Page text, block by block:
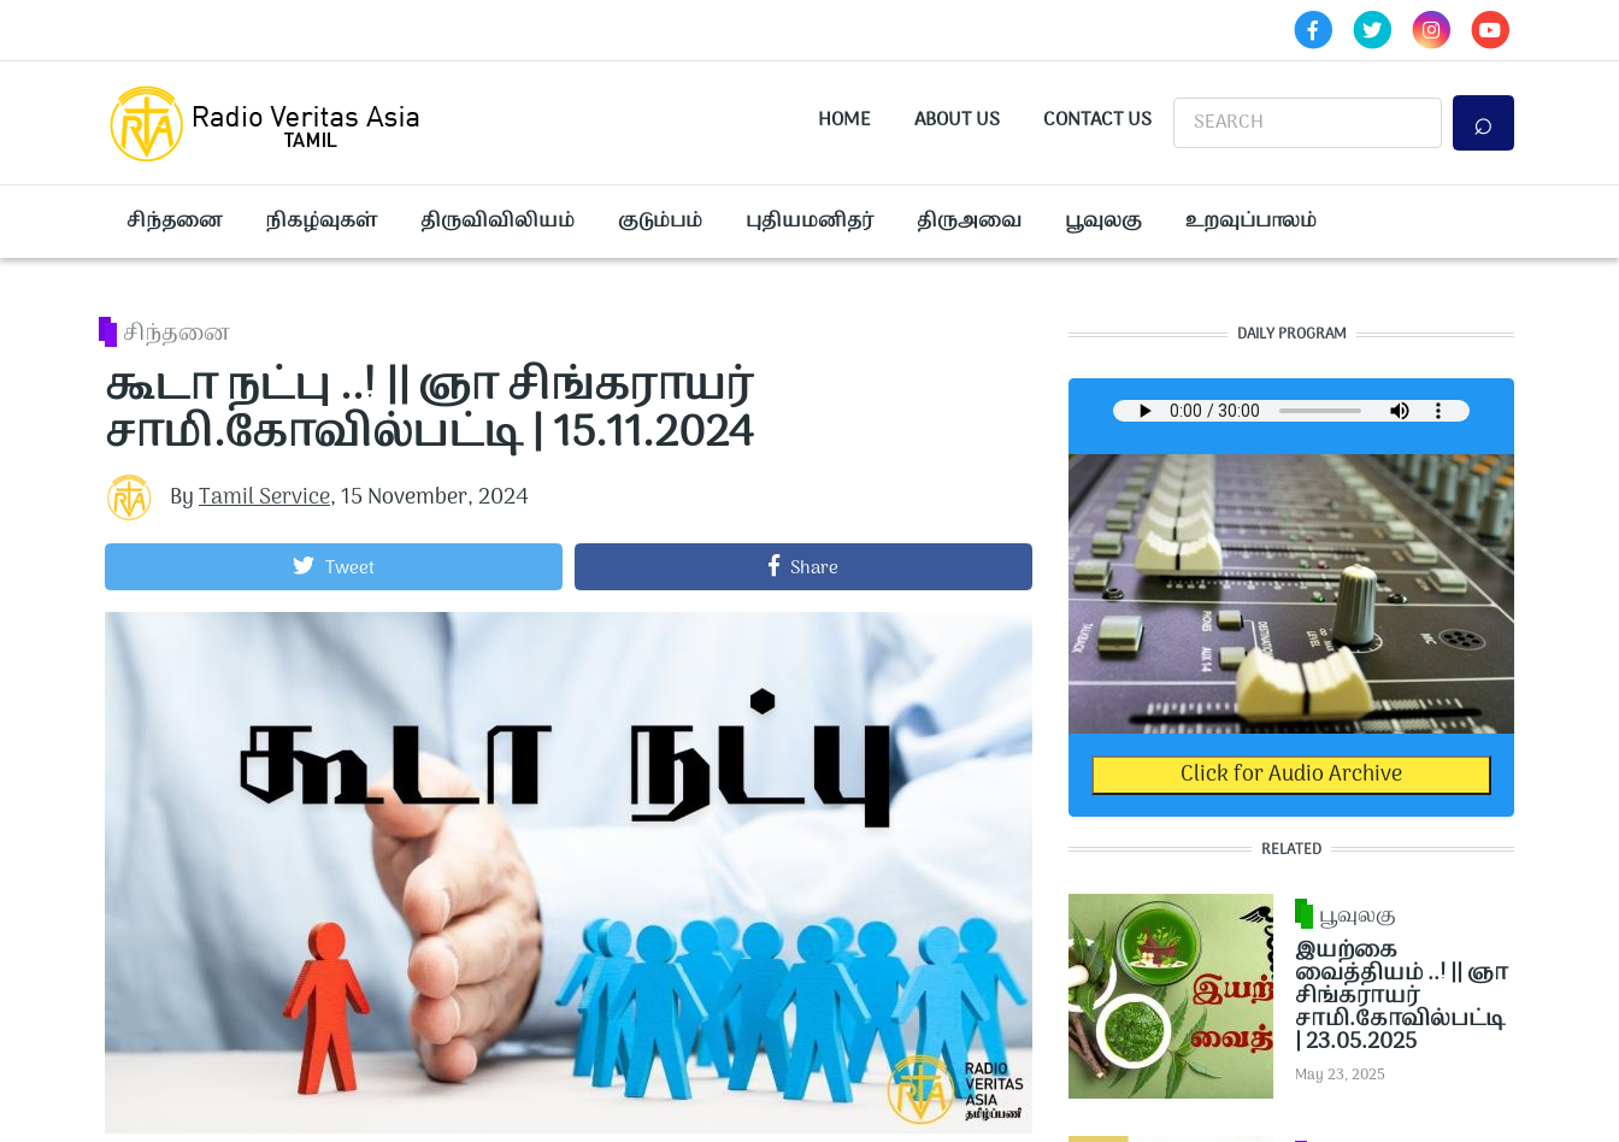
HOME ABOUT US CONTACT US Search
சிந்தனை நிகழ்வுகள் திருவிவிலியம் குடும்பம் புதியமனிதர் திருஅவை பூவுலகு உறவுப்பாலம்
சிந்தனை
கூடா நட்பு ..! || ஞா சிங்கராயர்
சாமி.கோவில்பட்டி | 15.11.2024
ByTamil Service,15 November, 2024
Tweet Share
DAILY PROGRAM
Click for Audio Archive
RELATED
பூவுலகு
இயற்கை
வைத்தியம் ..! || ஞா
சிங்கராயர்
சாமி.கோவில்பட்டி
| 23.05.2025
May 23, 2025